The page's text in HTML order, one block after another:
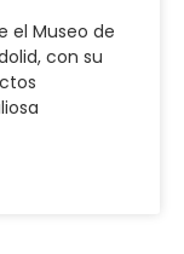
el Museo de
con su